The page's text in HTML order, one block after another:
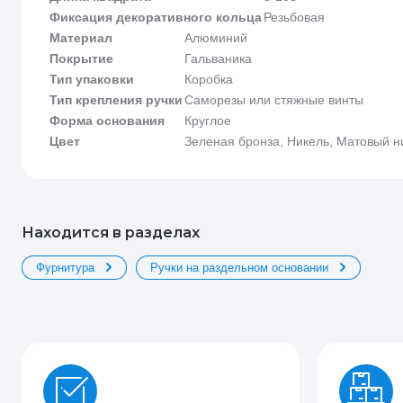
Фиксация декоративного кольцаРезьбовая
Материал
Алюминий
Покрытие
Гальваника
Тип упаковки
Коробка
Тип крепления ручкиСаморезы или стяжные винты
Форма основания
Круглое
Цвет
Зеленая бронза, Никель, Матовый
Находится в разделах
Фурнитура Ручки на раздельном основании